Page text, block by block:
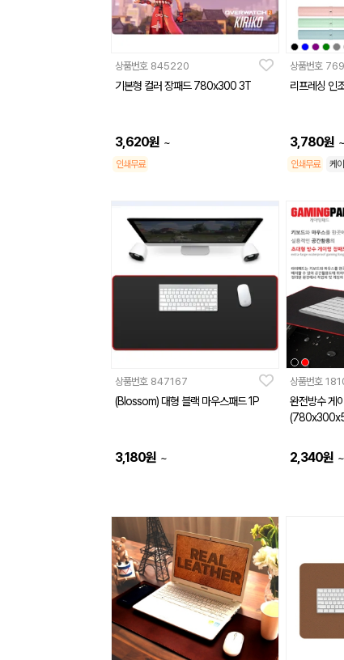
상품번호 845220
기본형 컬러 장패드 780x300 3T
3,620원 ~
인쇄무료
상품번호
리프레싱 인
3,780원 ~
인쇄무료 케
상품번호 847167
(Blossom) 대형 블랙 마우스패드 1P
3,180원 ~
상품번호
완전방수 게
2,340원 ~